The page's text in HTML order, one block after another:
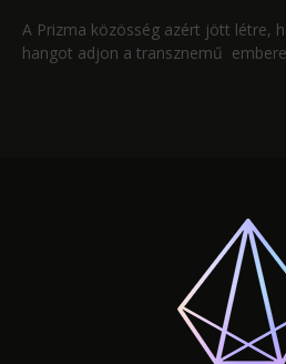
A Prizma közösség azért jött létre,
hangot adjon a transznemű